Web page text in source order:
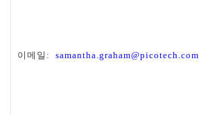
이메일 : samantha.graham@picotech.com